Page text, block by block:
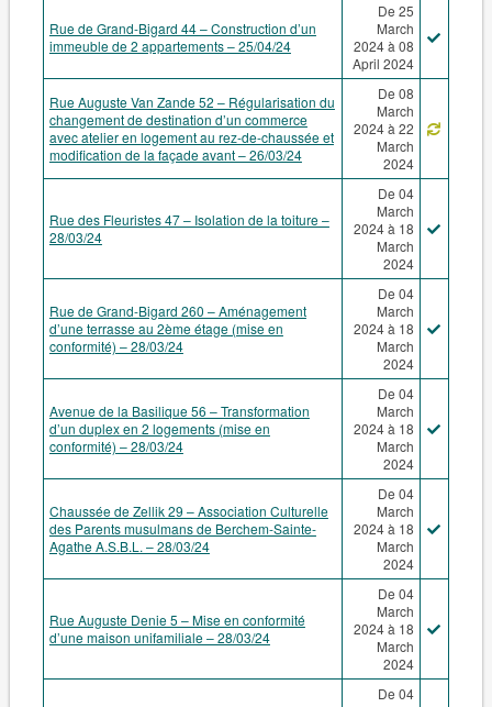
Rue de Grand-Bigard 44 – Construction d’un
immeuble de 2 appartements – 25/04/24
De 25
March
2024 à 08
April 2024
Rue Auguste Van Zande 52 – Régularisation du
changement de destination d’un commerce
avec atelier en logement au rez-de-chaussée et
modification de la façade avant – 26/03/24
De 08
March
2024 à 22
March
2024
Rue des Fleuristes 47 – Isolation de la toiture –
28/03/24
De 04
March
2024 à 18
March
2024
Rue de Grand-Bigard 260 – Aménagement
d’une terrasse au 2ème étage (mise en
conformité) – 28/03/24
De 04
March
2024 à 18
March
2024
Avenue de la Basilique 56 – Transformation
d’un duplex en 2 logements (mise en
conformité) – 28/03/24
De 04
March
2024 à 18
March
2024
Chaussée de Zellik 29 – Association Culturelle
des Parents musulmans de Berchem-Sainte-
Agathe A.S.B.L. – 28/03/24
De 04
March
2024 à 18
March
2024
Rue Auguste Denie 5 – Mise en conformité
d’une maison unifamiliale – 28/03/24
De 04
March
2024 à 18
March
2024
De 04